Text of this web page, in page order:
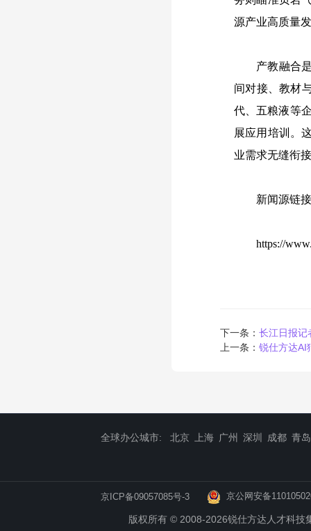
源产业高质量
产教融合
间对接、教材
代、五粮液等
展应用培训。
业需求无缝衔
新闻源链
https://
下一条： 长江日报记
上一条： 锐仕方达AI
全球办公城市: 北京 上海 广州 深圳 成都 青岛
京ICP备09057085号-3 京公网安备
版权所有 © 2008-2026锐仕方达人才科技